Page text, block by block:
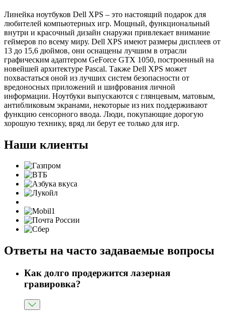
Линейка ноутбуков Dell XPS – это настоящий подарок для
любителей компьютерных игр. Мощный, функциональный
внутри и красочный дизайн снаружи привлекает внимание
геймеров по всему миру. Dell XPS имеют размеры дисплеев от
13 до 15,6 дюймов, они оснащены лучшим в отрасли
графическим адаптером GeForce GTX 1050, построенный на
новейшей архитектуре Pascal. Также Dell XPS может
похвастаться оной из лучших систем безопасности от
вредоносных приложений и шифрования личной
информации. Ноутбуки выпускаются с глянцевым, матовым,
антибликовым экранами, некоторые из них поддерживают
функцию сенсорного ввода. Люди, покупающие дорогую
хорошую технику, вряд ли берут ее только для игр.
Наши клиенты
Ответы на часто задаваемые вопросы
Как долго продержится лазерная
гравировка?